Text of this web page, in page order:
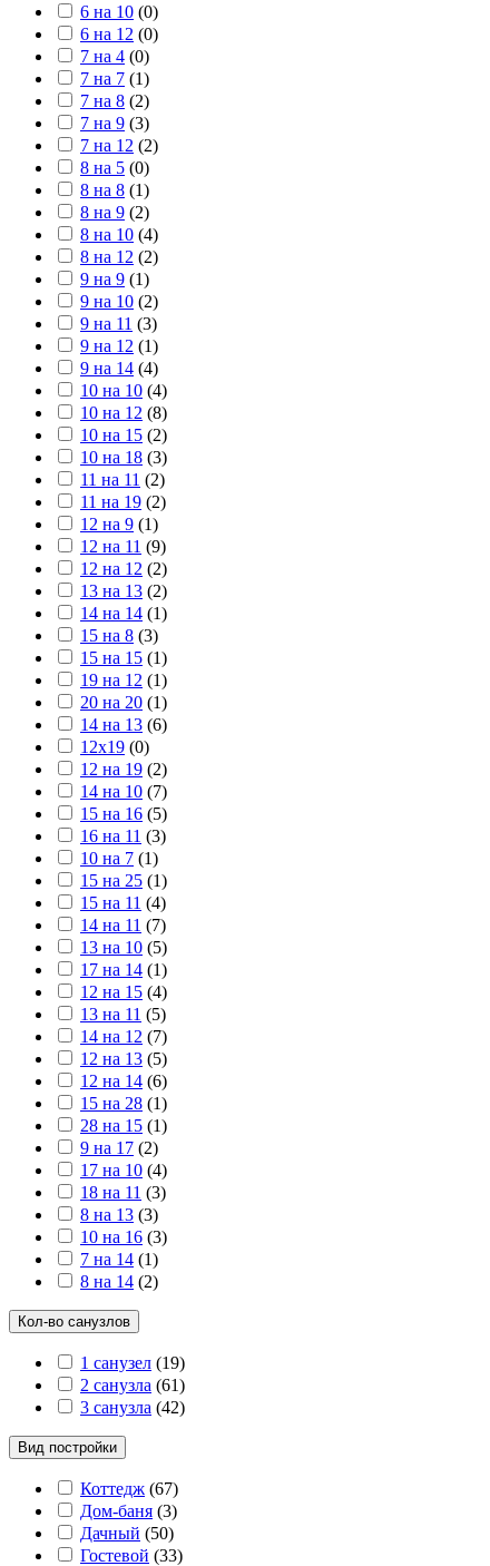
6 на 10 (0)
6 на 12 (0)
7 на 4 (0)
7 на 7 (1)
7 на 8 (2)
7 на 9 (3)
7 на 12 (2)
8 на 5 (0)
8 на 8 (1)
8 на 9 (2)
8 на 10 (4)
8 на 12 (2)
9 на 9 (1)
9 на 10 (2)
9 на 11 (3)
9 на 12 (1)
9 на 14 (4)
10 на 10 (4)
10 на 12 (8)
10 на 15 (2)
10 на 18 (3)
11 на 11 (2)
11 на 19 (2)
12 на 9 (1)
12 на 11 (9)
12 на 12 (2)
13 на 13 (2)
14 на 14 (1)
15 на 8 (3)
15 на 15 (1)
19 на 12 (1)
20 на 20 (1)
14 на 13 (6)
12х19 (0)
12 на 19 (2)
14 на 10 (7)
15 на 16 (5)
16 на 11 (3)
10 на 7 (1)
15 на 25 (1)
15 на 11 (4)
14 на 11 (7)
13 на 10 (5)
17 на 14 (1)
12 на 15 (4)
13 на 11 (5)
14 на 12 (7)
12 на 13 (5)
12 на 14 (6)
15 на 28 (1)
28 на 15 (1)
9 на 17 (2)
17 на 10 (4)
18 на 11 (3)
8 на 13 (3)
10 на 16 (3)
7 на 14 (1)
8 на 14 (2)
Кол-во санузлов
1 санузел (19)
2 санузла (61)
3 санузла (42)
Вид постройки
Коттедж (67)
Дом-баня (3)
Дачный (50)
Гостевой (33)